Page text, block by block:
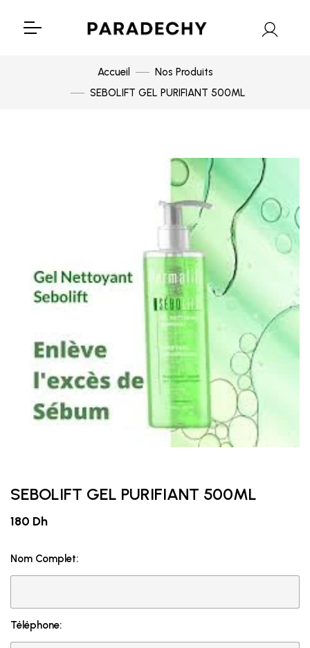
Accueil
Nos Produits
SEBOLIFT GEL PURIFIANT 500ML
SEBOLIFT GEL PURIFIANT 500ML
180 Dh
Nom Complet:
Téléphone: